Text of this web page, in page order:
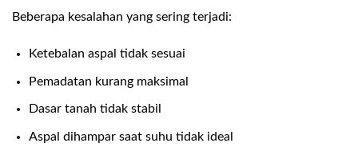
Beberapa kesalahan yang sering terjadi:
Ketebalan aspal tidak sesuai
Pemadatan kurang maksimal
Dasar tanah tidak stabil
Aspal dihampar saat suhu tidak ideal